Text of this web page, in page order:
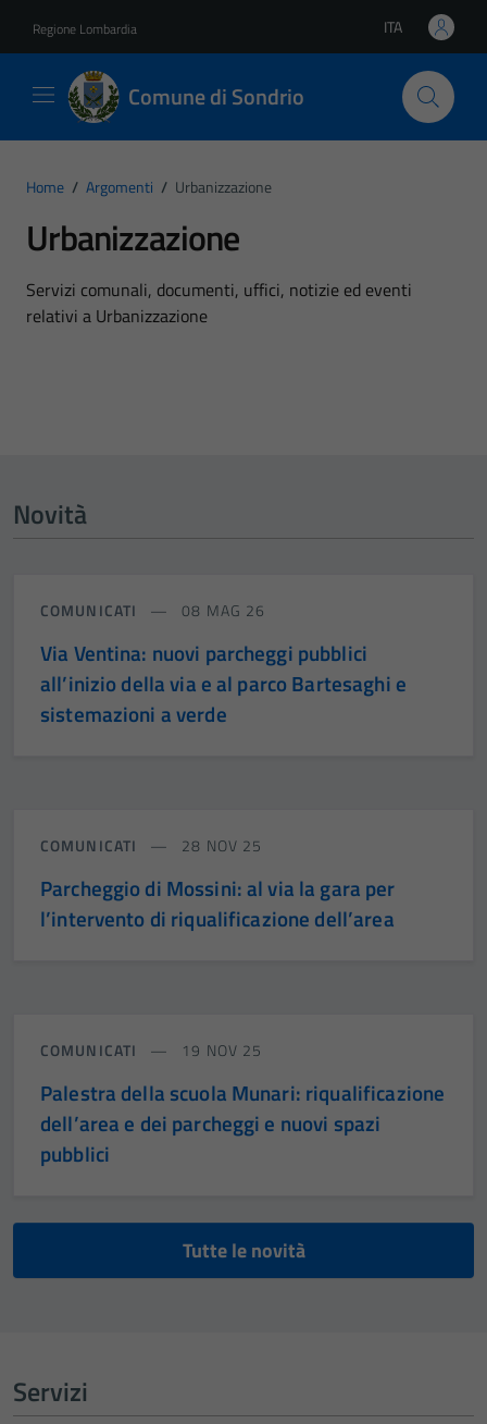
Regione Lombardia Lingua attiva:
ITA
Comune di Sondrio
Home / Argomenti / Urbanizzazione
Urbanizzazione
Dettagli dell'argomento
Servizi comunali, documenti, uffici, notizie ed eventi
relativi a Urbanizzazione
Novità
COMUNICATI 08 MAG 26
Via Ventina: nuovi parcheggi pubblici
all’inizio della via e al parco Bartesaghi e
sistemazioni a verde
COMUNICATI 28 NOV 25
Parcheggio di Mossini: al via la gara per
l’intervento di riqualificazione dell’area
COMUNICATI 19 NOV 25
Palestra della scuola Munari: riqualificazione
dell’area e dei parcheggi e nuovi spazi
pubblici
Tutte le novità
Servizi